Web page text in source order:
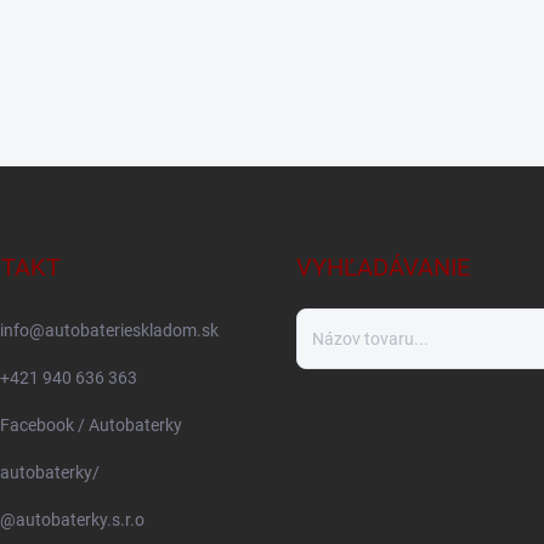
info@autobaterieskladom.sk
+421 940 636 363
Facebook / Autobaterky
autobaterky/
@autobaterky.s.r.o
VYHĽADÁVANIE